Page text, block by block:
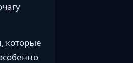
, которые